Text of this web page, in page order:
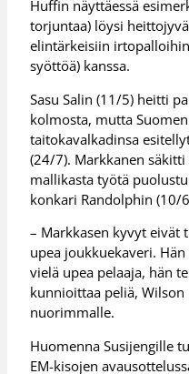
Huffin näyttäessä
torjuntaa) löysi
elintärkeisiin
syöttöä) kanssa.
Sasu Salin (11/5) heitti
kolmosta, mutta
taitokavalkadinsa
(24/7). Markkanen
mallikasta työtä
konkari Randolphin (10/
– Markkasen kyvyt eivät
upea joukkuekaveri.
vielä upea pelaaja, hän
kunnioittaa peliä,
nuorimmalle.
Huomenna Susijengille
EM-kisojen